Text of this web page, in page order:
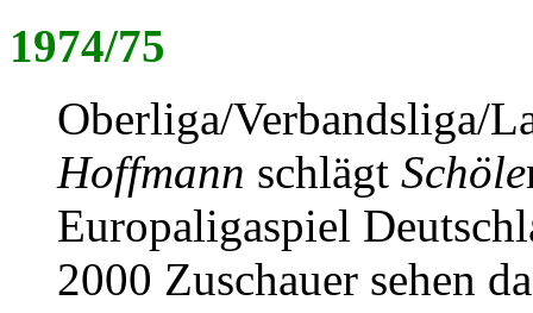
1974/75
Oberliga/Verbandsliga/
Hoffmann schlägt Schöle
Europaligaspiel
2000 Zuschauer sehen